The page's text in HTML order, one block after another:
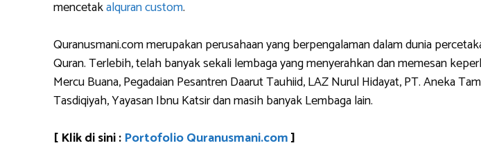
mencetakalquran custom.
Quranusmani.com merupakan perusahaan yang berpengalaman dalam dunia
Quran. Terlebih, telah banyak sekali lembaga yang menyerahkan dan memesan
Mercu Buana, Pegadaian Pesantren Daarut Tauhiid, LAZ Nurul Hidayat, PT. Aneka
Tasdiqiyah, Yayasan Ibnu Katsir dan masih banyak Lembaga lain.
[ Klik di sini : Portofolio Quranusmani.com]